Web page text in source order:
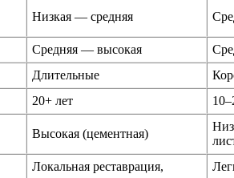
Низкая — средняя
Средняя — высокая
Длительные
20+ лет
Высокая (цементная)
Локальная реставрация,